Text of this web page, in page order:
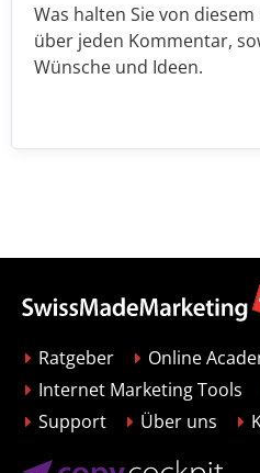
Was halten Sie von
über jeden Kommentar,
Wünsche und Ideen.
Ratgeber
Online
Internet Marketing Tools
Support
Über uns